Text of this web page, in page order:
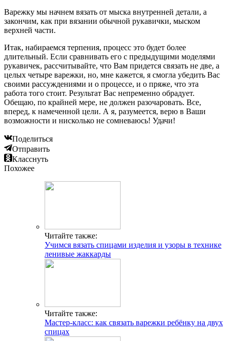
Варежку мы начнем вязать от мыска внутренней детали, а
закончим, как при вязании обычной рукавички, мыском
верхней части.
Итак, набираемся терпения, процесс это будет более
длительный. Если сравнивать его с предыдущими моделями
рукавичек, рассчитывайте, что Вам придется связать не две, а
целых четыре варежки, но, мне кажется, я смогла убедить Вас
своими рассуждениями и о процессе, и о пряже, что эта
работа того стоит. Результат Вас непременно обрадует.
Обещаю, по крайней мере, не должен разочаровать. Все,
вперед, к намеченной цели. А я, разумеется, верю в Ваши
возможности и нисколько не сомневаюсь! Удачи!
Поделиться
Отправить
Класснуть
Похожее
Читайте также:
Учимся вязать спицами изделия и узоры в технике
ленивые жаккарды
Читайте также:
Мастер-класс: как связать варежки ребёнку на двух
спицах